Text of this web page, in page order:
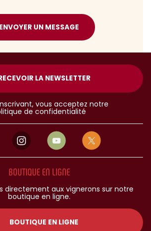
ENVOYER UN MESSAGE
LA NEWSLETTER
vous acceptez notre
de confidentialité
BOUTIQUE EN LIGNE
directement aux vignerons sur notre
boutique en ligne.
BOUTIQUE EN LIGNE